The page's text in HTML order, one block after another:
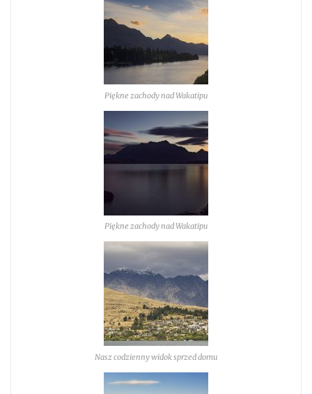
Piękne zachody nad Wakatipu
Piękne zachody nad Wakatipu
Nasz codzienny widok sprzed domu